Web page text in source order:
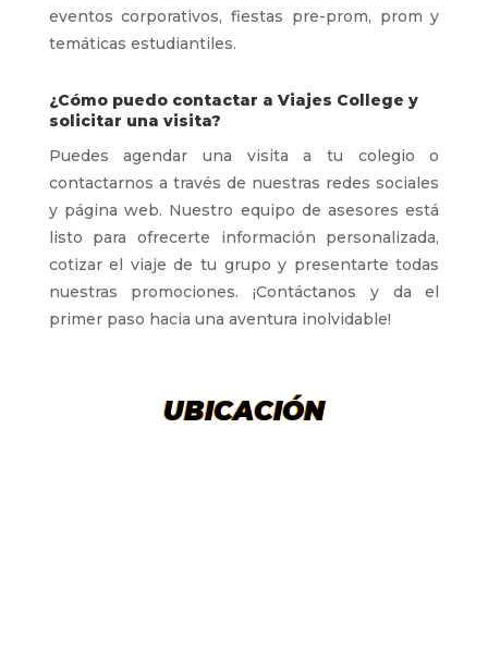
eventos corporativos, fiestas pre-prom, prom y
temáticas estudiantiles.
¿Cómo puedo contactar a Viajes College y
solicitar una visita?
Puedes agendar una visita a tu colegio o
contactarnos a través de nuestras redes sociales
y página web. Nuestro equipo de asesores está
listo para ofrecerte información personalizada,
cotizar el viaje de tu grupo y presentarte todas
nuestras promociones. ¡Contáctanos y da el
primer paso hacia una aventura inolvidable!
UBICACIÓN